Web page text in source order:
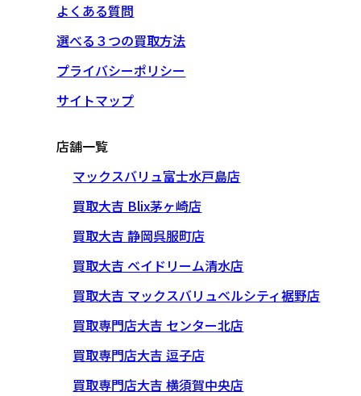
よくある質問
選べる３つの買取方法
プライバシーポリシー
サイトマップ
店舗一覧
マックスバリュ富士水戸島店
買取大吉 Blix茅ヶ崎店
買取大吉 静岡呉服町店
買取大吉 ベイドリーム清水店
買取大吉 マックスバリュベルシティ裾野店
買取専門店大吉 センター北店
買取専門店大吉 逗子店
買取専門店大吉 横須賀中央店